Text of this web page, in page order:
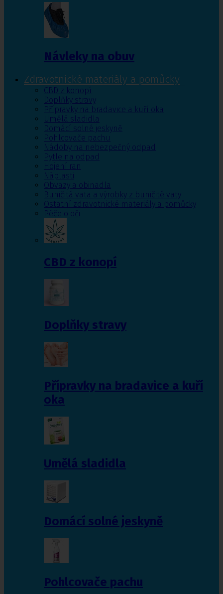
Návleky na obuv
Zdravotnické materiály a pomůcky
CBD z konopí
Doplňky stravy
Přípravky na bradavice a kuří oka
Umělá sladidla
Domácí solné jeskyně
Pohlcovače pachu
Nádoby na nebezpečný odpad
Pytle na odpad
Hojení ran
Náplasti
Obvazy a obinadla
Buničitá vata a výrobky z buničité vaty
Ostatní zdravotnické materiály a pomůcky
Péče o oči
CBD z konopí
Doplňky stravy
Přípravky na bradavice a kuří
oka
Umělá sladidla
Domácí solné jeskyně
Pohlcovače pachu